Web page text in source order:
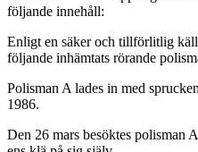
följande innehåll:
Enligt en säker och tillförlitlig
följande inhämtats rörande
Polisman A lades in med
1986.
Den 26 mars besöktes polisman